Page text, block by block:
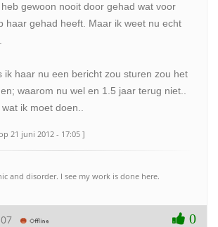
gewoon nooit door gehad wat voor
haar gehad heeft. Maar ik weet nu echt
ik haar nu een bericht zou sturen zou het
waarom nu wel en 1.5 jaar terug niet..
ik moet doen..
21 juni 2012 - 17:05 ]
and disorder. I see my work is done here.
0